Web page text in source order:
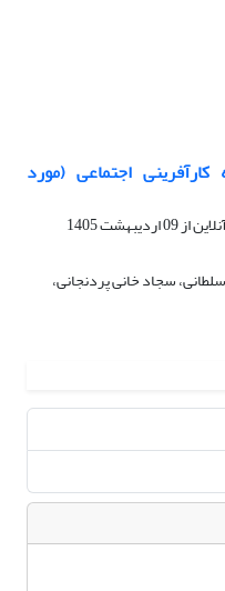
اجتماعی (مورد
از09 اردیبهشت 1405
سجاد خانی پردنجانی،